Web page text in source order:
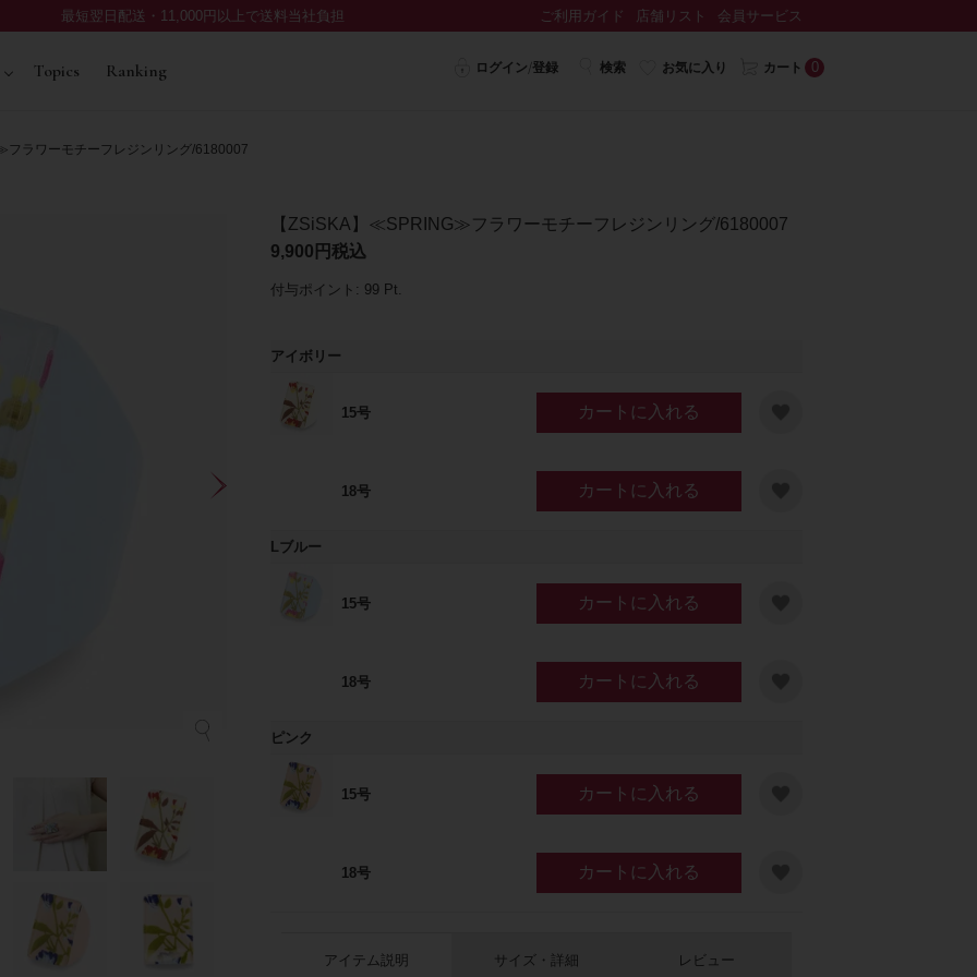
最短翌日配送・11,000円以上で送料当社負担 ご利用ガイド 店舗リスト 会員サービス
Topics Ranking ログイン/登録 検索 お気に入り カート 0
ラワーモチーフレジンリング/6180007
【ZSiSKA】≪SPRING≫フラワーモチーフレジンリング/6180007
9,900
税込
付与ポイント: 99 Pt.
アイボリー
15号 カートに入れる
18号 カートに入れる
Lブルー
15号 カートに入れる
18号 カートに入れる
ピンク
15号 カートに入れる
18号 カートに入れる
アイテム説明 サイズ・詳細 レビュー